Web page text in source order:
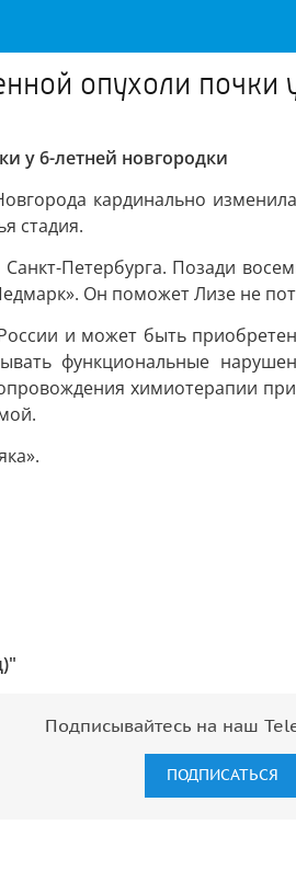
опухоли
у 6-летней новгородки
кардинально
стадия.
Петербурга. Позади
Он поможет Лизе не
и может быть
функциональные
химиотерапии
Подписывайтесь на наш
ПОДПИСАТЬСЯ